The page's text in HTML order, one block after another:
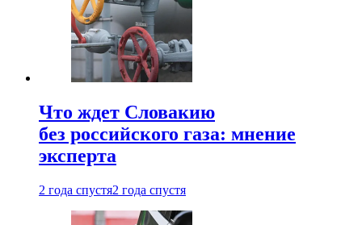
Что ждет Словакию
без российского газа: мнение
эксперта
2 года спустя2 года спустя